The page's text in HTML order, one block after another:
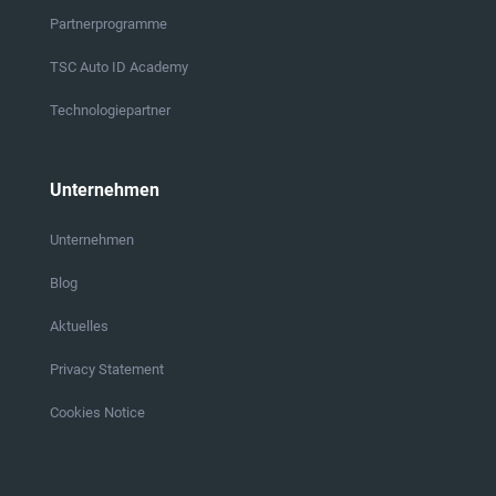
Partnerprogramme
TSC Auto ID Academy
Technologiepartner
Unternehmen
Unternehmen
Blog
Aktuelles
Privacy Statement
Cookies Notice